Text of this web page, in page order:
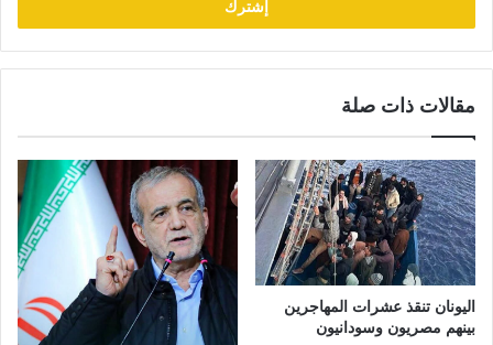
مقالات ذات صلة
اليونان تنقذ عشرات المهاجرين
بينهم مصريون وسودانيون